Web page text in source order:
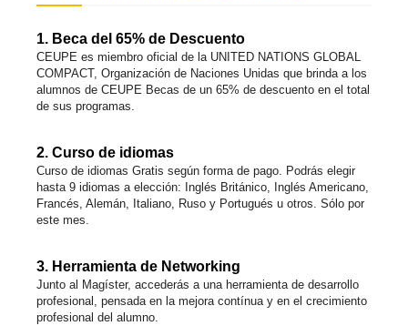
1. Beca del 65% de Descuento
CEUPE es miembro oficial de la UNITED NATIONS GLOBAL
COMPACT, Organización de Naciones Unidas que brinda a los
alumnos de CEUPE Becas de un 65% de descuento en el total
de sus programas.
2. Curso de idiomas
Curso de idiomas Gratis según forma de pago. Podrás elegir
hasta 9 idiomas a elección: Inglés Británico, Inglés Americano,
Francés, Alemán, Italiano, Ruso y Portugués u otros. Sólo por
este mes.
3. Herramienta de Networking
Junto al Magíster, accederás a una herramienta de desarrollo
profesional, pensada en la mejora contínua y en el crecimiento
profesional del alumno.